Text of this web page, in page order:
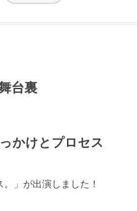
台裏
かけとプロセス
」が出演しました！